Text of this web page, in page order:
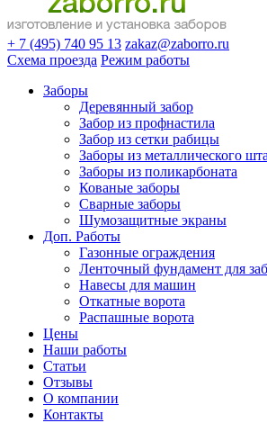
+ 7 (495) 740 95 13 zakaz@zaborro.ru
Схема проезда Режим работы
Заборы
Деревянный забор
Забор из профнастила
Забор из сетки рабицы
Заборы из металлического
Заборы из поликарбоната
Кованые заборы
Сварные заборы
Шумозащитные экраны
Доп. Работы
Газонные ограждения
Ленточный фундамент для
Навесы для машин
Откатные ворота
Распашные ворота
Цены
Наши работы
Статьи
Отзывы
О компании
Контакты